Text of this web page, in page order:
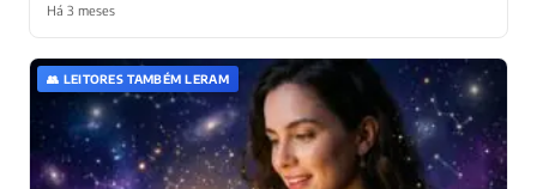
Há 3 meses
👥 LEITORES TAMBÉM LERAM